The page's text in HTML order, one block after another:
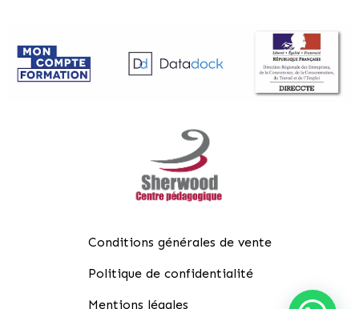
Conditions générales de vente
Politique de confidentialité
Mentions légales